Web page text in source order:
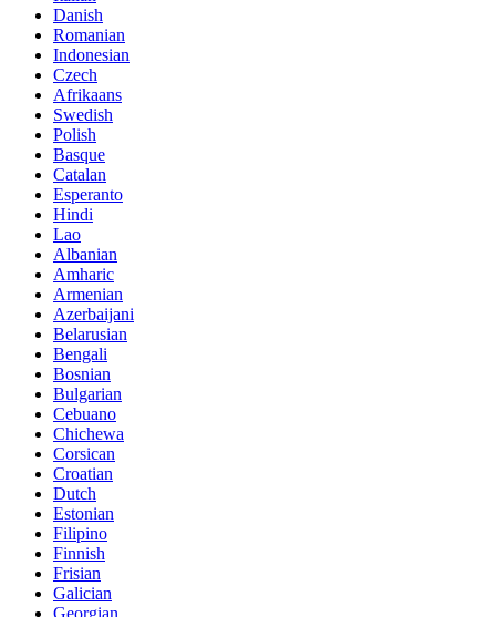
Danish
Romanian
Indonesian
Czech
Afrikaans
Swedish
Polish
Basque
Catalan
Esperanto
Hindi
Lao
Albanian
Amharic
Armenian
Azerbaijani
Belarusian
Bengali
Bosnian
Bulgarian
Cebuano
Chichewa
Corsican
Croatian
Dutch
Estonian
Filipino
Finnish
Frisian
Galician
Georgian